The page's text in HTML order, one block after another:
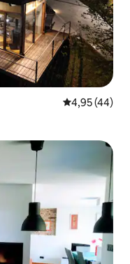
Средна
4,95 (44)